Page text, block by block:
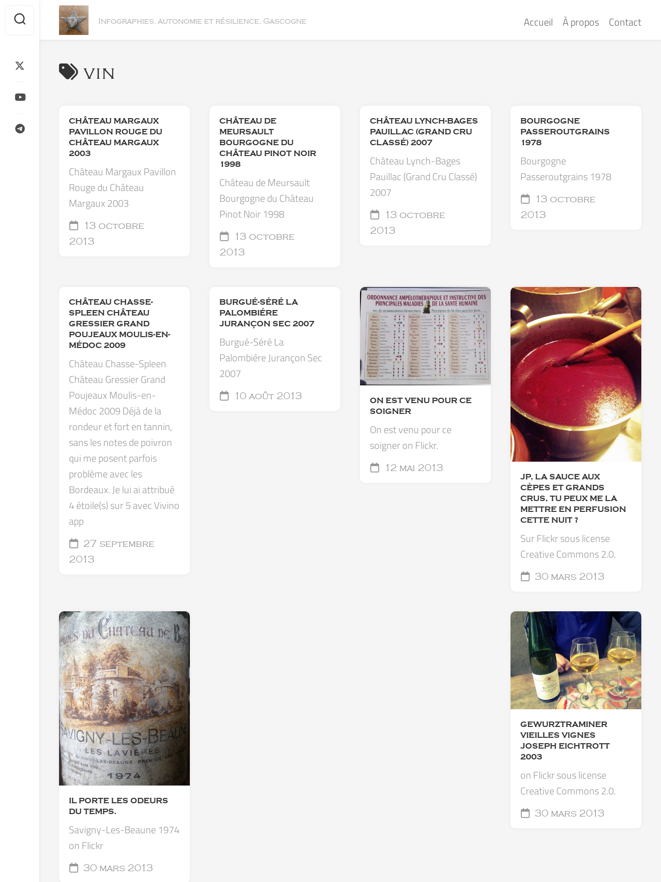
content
Infographies, autonomie et résilience, Gascogne Accueil À propos Contact
vin
CHÂTEAU MARGAUX
PAVILLON ROUGE DU
CHÂTEAU MARGAUX
2003
Château Margaux Pavillon
Rouge du Château
Margaux 2003
13 octobre
2013
CHÂTEAU DE
MEURSAULT
BOURGOGNE DU
CHÂTEAU PINOT NOIR
1998
Château de Meursault
Bourgogne du Château
Pinot Noir 1998
13 octobre
2013
CHÂTEAU LYNCH-BAGES
PAUILLAC (GRAND CRU
CLASSÉ) 2007
Château Lynch-Bages
Pauillac (Grand Cru Classé)
2007
13 octobre
2013
BOURGOGNE
PASSEROUTGRAINS
1978
Bourgogne
Passeroutgrains 1978
13 octobre
2013
CHÂTEAU CHASSE-
SPLEEN CHÂTEAU
GRESSIER GRAND
POUJEAUX MOULIS-EN-
MÉDOC 2009
Château Chasse-Spleen
Château Gressier Grand
Poujeaux Moulis-en-
Médoc 2009 Déjà de la
rondeur et fort en tannin,
sans les notes de poivron
qui me posent parfois
problème avec les
Bordeaux. Je lui ai attribué
4 étoile(s) sur 5 avec Vivino
app
27 septembre
2013
BURGUÉ-SÉRÉ LA
PALOMBIÉRE
JURANÇON SEC 2007
Burgué-Séré La
Palombiére Jurançon Sec
2007
10 août 2013
ON EST VENU POUR CE
SOIGNER
On est venu pour ce
soigner on Flickr.
12 mai 2013
JP, LA SAUCE AUX
CÈPES ET GRANDS
CRUS, TU PEUX ME LA
METTRE EN PERFUSION
CETTE NUIT ?
Sur Flickr sous license
Creative Commons 2.0.
30 mars 2013
IL PORTE LES ODEURS
DU TEMPS.
Savigny-Les-Beaune 1974
on Flickr
30 mars 2013
GEWURZTRAMINER
VIEILLES VIGNES
JOSEPH EICHTROTT
2003
on Flickr sous license
Creative Commons 2.0.
30 mars 2013